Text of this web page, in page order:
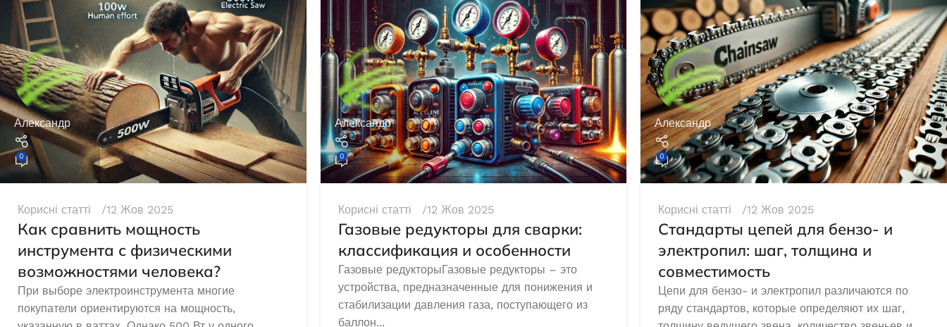
Генератори
Дизельний генератор Edon DPG-
В наявності
Генератор бензиновий EDON ED
PT-3300-PRO (мідь)
В наявності
Генератор бензиновий Power
Value ZH3800 (Січ)
В наявності
Інверторний генератор Edon ED-
В наявності
Александр
0
Корисні статті 12 Жов 2025
Как сравнить мощность
инструмента с физическими
возможностями человека?
При выборе электроинструмента многие
покупатели ориентируются на мощность,
Александр
0
Корисні статті 12 Жов 2025
Газовые редукторы для сварки:
классификация и особенности
Газовые редукторыГазовые редукторы – это
устройства, предназначенные для понижения и
стабилизации давления газа, поступающего из
баллон...
Александр
0
Корисні статті 12 Жов 2025
Стандарты цепей для бензо- и
электропил: шаг, толщина и
совместимость
Цепи для бензо- и электропил различаются по
ряду стандартов, которые определяют их шаг,